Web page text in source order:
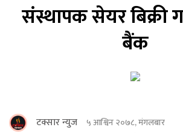
संस्थापक सेयर बिक्री
बैंक
टक्सार न्युज ५ आश्विन २०७८, मंगलबार